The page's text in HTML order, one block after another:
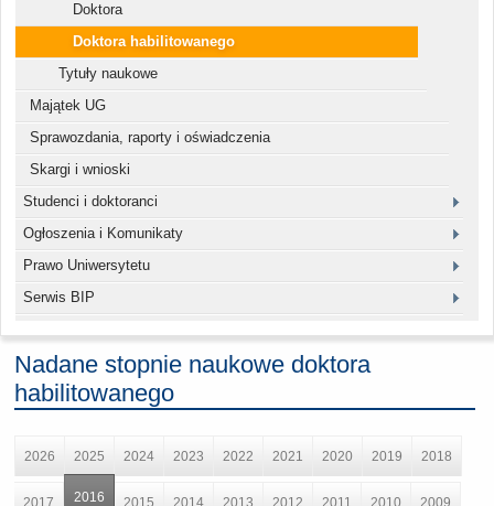
Doktora
Doktora habilitowanego
Tytuły naukowe
Majątek UG
Sprawozdania, raporty i oświadczenia
Skargi i wnioski
Studenci i doktoranci
Ogłoszenia i Komunikaty
Prawo Uniwersytetu
Serwis BIP
Nadane stopnie naukowe doktora
habilitowanego
2026 2025 2024 2023 2022 2021 2020 2019 2018
2017 2016 2015 2014 2013 2012 2011 2010 2009